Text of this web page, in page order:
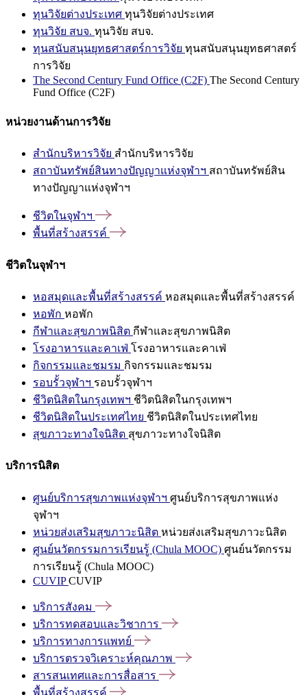
ทุนวิจัยต่างประเทศ ทุนวิจัยต่างประเทศ
ทุนวิจัย สบจ. ทุนวิจัย สบจ.
ทุนสนับสนุนยุทธศาสตร์การวิจัย ทุนสนับสนุนยุทธศาสตร์
การวิจัย
The Second Century Fund Office (C2F) The Second Century
Fund Office (C2F)
หน่วยงานด้านการวิจัย
สำนักบริหารวิจัย สำนักบริหารวิจัย
สถาบันทรัพย์สินทางปัญญาแห่งจุฬาฯ สถาบันทรัพย์สิน
ทางปัญญาแห่งจุฬาฯ
ชีวิตในจุฬาฯ
พื้นที่สร้างสรรค์
ชีวิตในจุฬาฯ
หอสมุดและพื้นที่สร้างสรรค์ หอสมุดและพื้นที่สร้างสรรค์
หอพัก หอพัก
กีฬาและสุขภาพนิสิต กีฬาและสุขภาพนิสิต
โรงอาหารและคาเฟ่ โรงอาหารและคาเฟ่
กิจกรรมและชมรม กิจกรรมและชมรม
รอบรั้วจุฬาฯ รอบรั้วจุฬาฯ
ชีวิตนิสิตในกรุงเทพฯ ชีวิตนิสิตในกรุงเทพฯ
ชีวิตนิสิตในประเทศไทย ชีวิตนิสิตในประเทศไทย
สุขภาวะทางใจนิสิต สุขภาวะทางใจนิสิต
บริการนิสิต
ศูนย์บริการสุขภาพแห่งจุฬาฯ ศูนย์บริการสุขภาพแห่ง
จุฬาฯ
หน่วยส่งเสริมสุขภาวะนิสิต หน่วยส่งเสริมสุขภาวะนิสิต
ศูนย์นวัตกรรมการเรียนรู้ (Chula MOOC) ศูนย์นวัตกรรม
การเรียนรู้ (Chula MOOC)
CUVIPCUVIP
บริการสังคม
บริการทดสอบและวิชาการ
บริการทางการแพทย์
บริการตรวจวิเคราะห์คุณภาพ
สารสนเทศและการสื่อสาร
พื้นที่สร้างสรรค์